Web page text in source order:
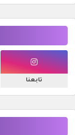
تابعنا